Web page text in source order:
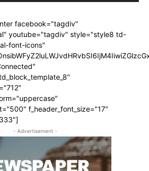
facebook="tagdiv"
youtube="tagdiv" style="style8 td-
font-icons"
f_header_font_size="17"
- Advertisement -